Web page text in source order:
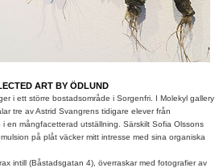
ART BY ÖDLUND
i ett större bostadsområde i Sorgenfri. I Molekyl gallery
tre av Astrid Svangrens tidigare elever från
en mångfacetterad utställning. Särskilt Sofia Olssons
på plåt väcker mitt intresse med sina organiska
intill (Båstadsgatan 4), överraskar med fotografier av